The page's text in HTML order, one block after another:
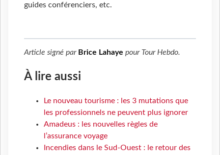
guides conférenciers, etc.
Article signé par Brice Lahaye pour Tour Hebdo.
À lire aussi
Le nouveau tourisme : les 3 mutations que
les professionnels ne peuvent plus ignorer
Amadeus : les nouvelles règles de
l’assurance voyage
Incendies dans le Sud-Ouest : le retour des